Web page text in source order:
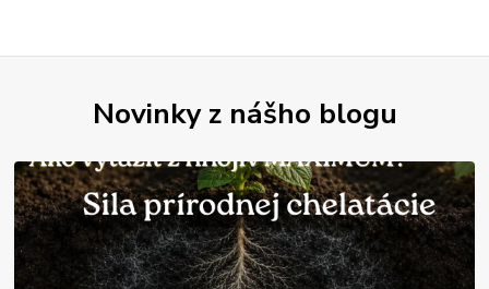
Novinky z nášho blogu